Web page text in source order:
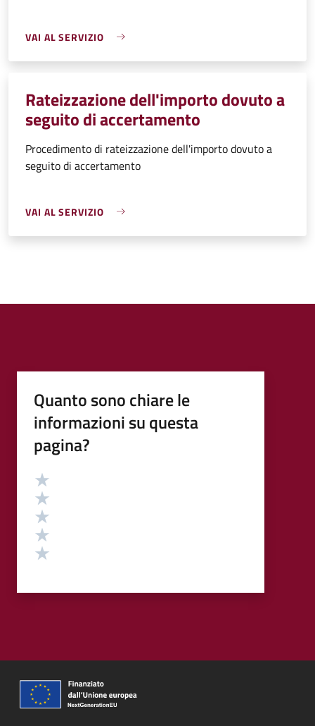
VAI AL SERVIZIO
Rateizzazione dell'importo dovuto a
seguito di accertamento
Procedimento di rateizzazione dell'importo dovuto a
seguito di accertamento
VAI AL SERVIZIO
Quanto sono chiare le
informazioni su questa
pagina?
Valutazione